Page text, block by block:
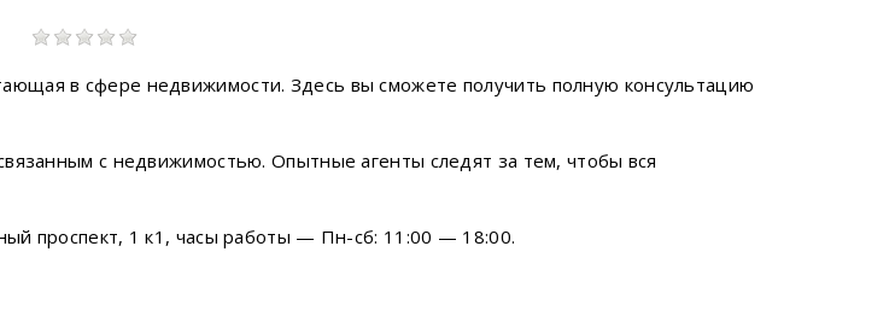
в сфере недвижимости. Здесь вы сможете получить полную консультацию
с недвижимостью. Опытные агенты следят за тем, чтобы вся
проспект, 1 к1, часы работы — Пн-сб: 11:00 — 18:00.